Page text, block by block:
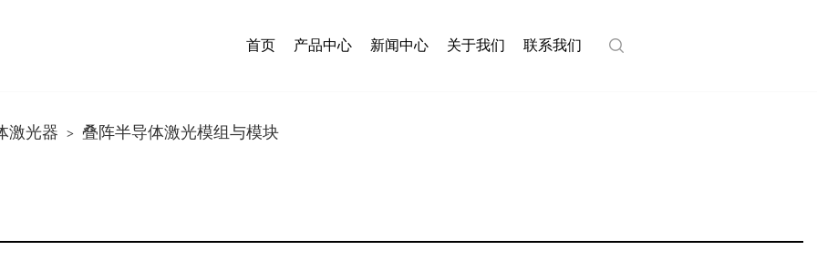
首页 产品中心 新闻中心 关于我们 联系我们
激光器 > 叠阵半导体激光模组与模块